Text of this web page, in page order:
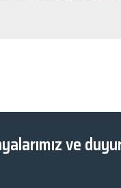
ve